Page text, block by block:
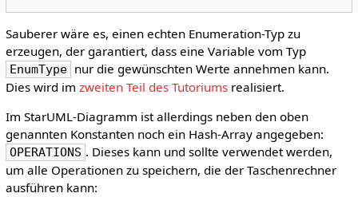
Sauberer wäre es, einen echten Enumeration-Typ zu
erzeugen, der garantiert, dass eine Variable vom Typ
EnumType nur die gewünschten Werte annehmen kann.
Dies wird im zweiten Teil des Tutoriumsrealisiert.
Im StarUML-Diagramm ist allerdings neben den oben
genannten Konstanten noch ein Hash-Array angegeben:
OPERATIONS . Dieses kann und sollte verwendet werden,
um alle Operationen zu speichern, die der Taschenrechner
ausführen kann: